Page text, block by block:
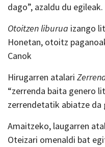
dago”, azaldu du egileak.
Otoitzen liburua izango
Honetan, otoitz
Canok
Hirugarren atalari
“zerrenda baita genero
zerrendetatik abiatze da
Amaitzeko, laugarren
Oteizari omenaldi bat